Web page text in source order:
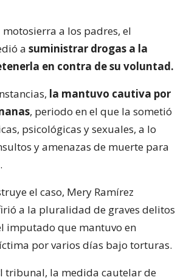
a los padres, el
a suministrar drogas a la
en contra de su voluntad.
la mantuvo cautiva por
, periodo en el que la sometió
psicológicas y sexuales, a lo
y amenazas de muerte para
el caso, Mery Ramírez
a la pluralidad de graves delitos
imputado que mantuvo en
por varios días bajo torturas.
tribunal, la medida cautelar de